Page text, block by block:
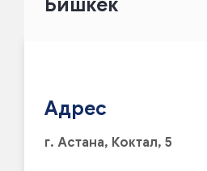
Адрес
г. Астана, Коктал, 5